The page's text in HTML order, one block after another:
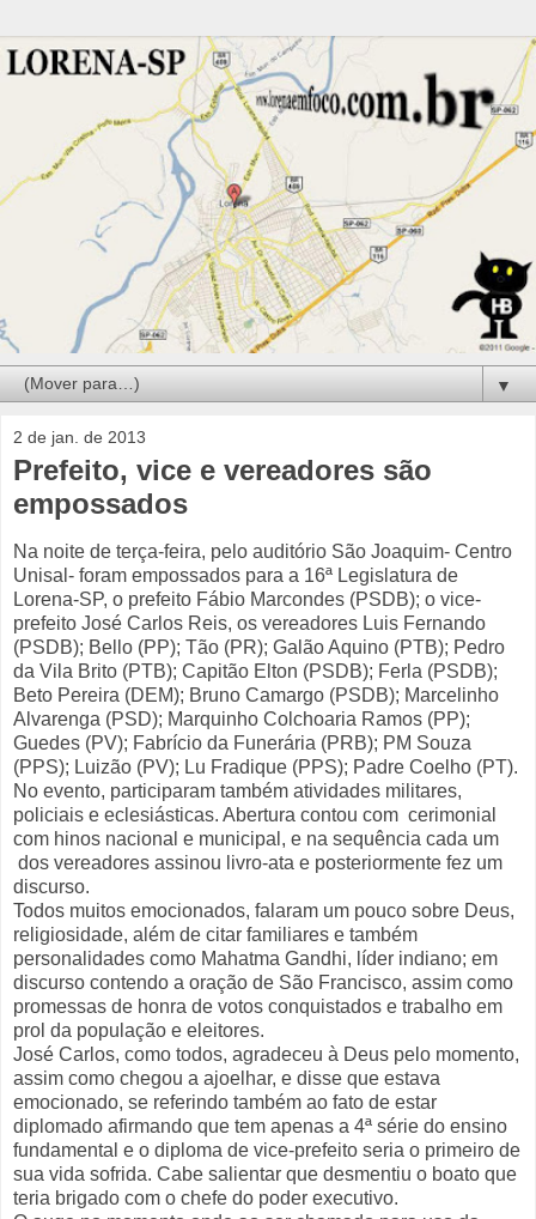
▼
2 de jan. de 2013
Prefeito, vice e vereadores são
empossados
Na noite de terça-feira, pelo auditório São Joaquim- Centro
Unisal- foram empossados para a 16ª Legislatura de
Lorena-SP, o prefeito Fábio Marcondes (PSDB); o vice-
prefeito José Carlos Reis, os vereadores Luis Fernando
(PSDB); Bello (PP); Tão (PR); Galão Aquino (PTB); Pedro
da Vila Brito (PTB); Capitão Elton (PSDB); Ferla (PSDB);
Beto Pereira (DEM); Bruno Camargo (PSDB); Marcelinho
Alvarenga (PSD); Marquinho Colchoaria Ramos (PP);
Guedes (PV); Fabrício da Funerária (PRB); PM Souza
(PPS); Luizão (PV); Lu Fradique (PPS); Padre Coelho (PT).
No evento, participaram também atividades militares,
policiais e eclesiásticas. Abertura contou com cerimonial
com hinos nacional e municipal, e na sequência cada um
dos vereadores assinou livro-ata e posteriormente fez um
discurso.
Todos muitos emocionados, falaram um pouco sobre Deus,
religiosidade, além de citar familiares e também
personalidades como Mahatma Gandhi, líder indiano; em
discurso contendo a oração de São Francisco, assim como
promessas de honra de votos conquistados e trabalho em
prol da população e eleitores.
José Carlos, como todos, agradeceu à Deus pelo momento,
assim como chegou a ajoelhar, e disse que estava
emocionado, se referindo também ao fato de estar
diplomado afirmando que tem apenas a 4ª série do ensino
fundamental e o diploma de vice-prefeito seria o primeiro de
sua vida sofrida. Cabe salientar que desmentiu o boato que
teria brigado com o chefe do poder executivo.